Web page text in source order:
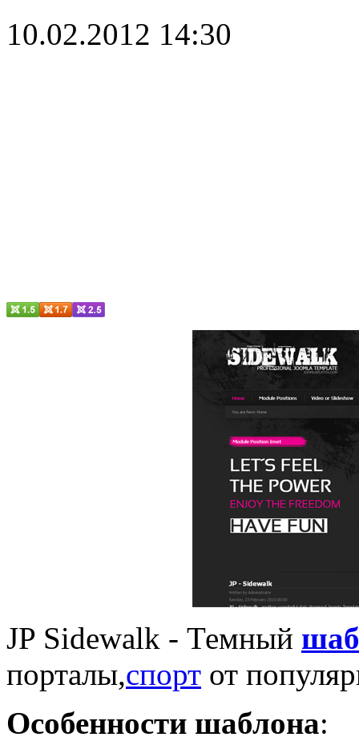
10.02.2012 14:30
JP Sidewalk - Темный
порталы,спорт от
Особенности шаблона: